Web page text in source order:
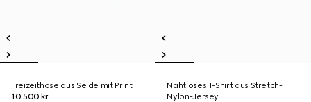
Freizeithose aus Seide mit Print
10.500 kr.
Nahtloses T-Shirt aus Stretch-
Nylon-Jersey